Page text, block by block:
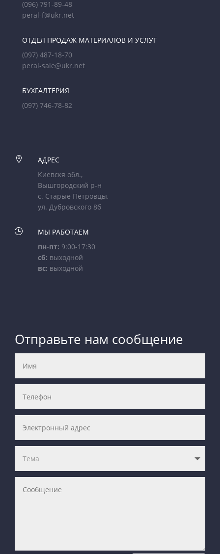
(096) 791-89-48
peral-f@ukr.net
ОТДЕЛ ПРОДАЖ МАТЕРИАЛОВ И УСЛУГ
(097) 487-18-70
peral-sale@ukr.net
БУХГАЛТЕРИЯ
(097) 746-78-82

АДРЕС
Киевскя обл.,
Вышгородский р-н
с. Старые Петровцы,
ул. Дубровского 8б

МЫ РАБОТАЕМ
пн-пт: 9:00-17:30
сб: выходной
вс: выходной
Отправьте нам сообщение